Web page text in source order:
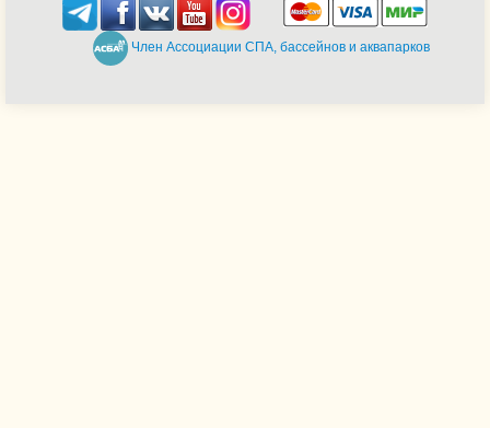
Член Ассоциации СПА, бассейнов и аквапарков